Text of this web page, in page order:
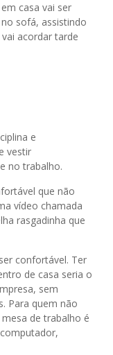
casa vai ser
sofá, assistindo
acordar tarde
e
vestir
no trabalho.
que não
vídeo chamada
rasgadinha que
confortável. Ter
de casa seria o
sem
Para quem não
de trabalho é